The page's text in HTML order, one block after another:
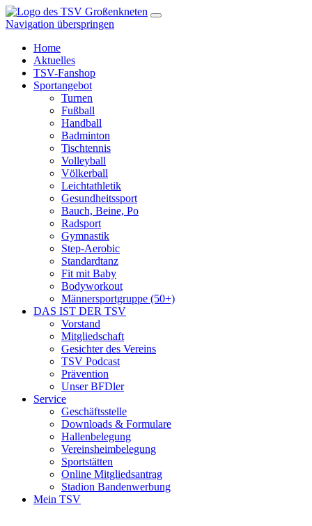
Navigation überspringen
Home
Aktuelles
TSV-Fanshop
Sportangebot
Turnen
Fußball
Handball
Badminton
Tischtennis
Volleyball
Völkerball
Leichtathletik
Gesundheitssport
Bauch, Beine, Po
Radsport
Gymnastik
Step-Aerobic
Standardtanz
Fit mit Baby
Bodyworkout
Männersportgruppe (50+)
DAS IST DER TSV
Vorstand
Mitgliedschaft
Gesichter des Vereins
TSV Podcast
Prävention
Unser BFDler
Service
Geschäftsstelle
Downloads & Formulare
Hallenbelegung
Vereinsheimbelegung
Sportstätten
Online Mitgliedsantrag
Stadion Bandenwerbung
Mein TSV